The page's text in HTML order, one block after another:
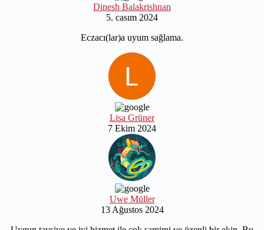
Dinesh Balakrishnan
5. casım 2024
Eczacı(lar)a uyum sağlama.
Lisa Grüner
7 Ekim 2024
Uwe Müller
13 Ağustos 2024